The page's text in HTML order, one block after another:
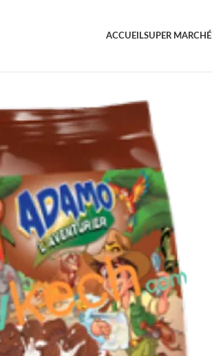
ACCUEILSUPER MARCHÉ